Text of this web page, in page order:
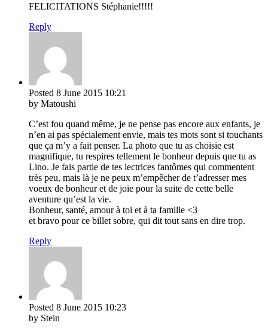
FELICITATIONS Stéphanie!!!!!
Reply
Posted 8 June 2015 10:21
by Matoushi
C’est fou quand même, je ne pense pas encore aux enfants, je
n’en ai pas spécialement envie, mais tes mots sont si touchants
que ça m’y a fait penser. La photo que tu as choisie est
magnifique, tu respires tellement le bonheur depuis que tu as
Lino. Je fais partie de tes lectrices fantômes qui commentent
très peu, mais là je ne peux m’empêcher de t’adresser mes
voeux de bonheur et de joie pour la suite de cette belle
aventure qu’est la vie.
Bonheur, santé, amour à toi et à ta famille <3
et bravo pour ce billet sobre, qui dit tout sans en dire trop.
Reply
Posted 8 June 2015 10:23
by Stein